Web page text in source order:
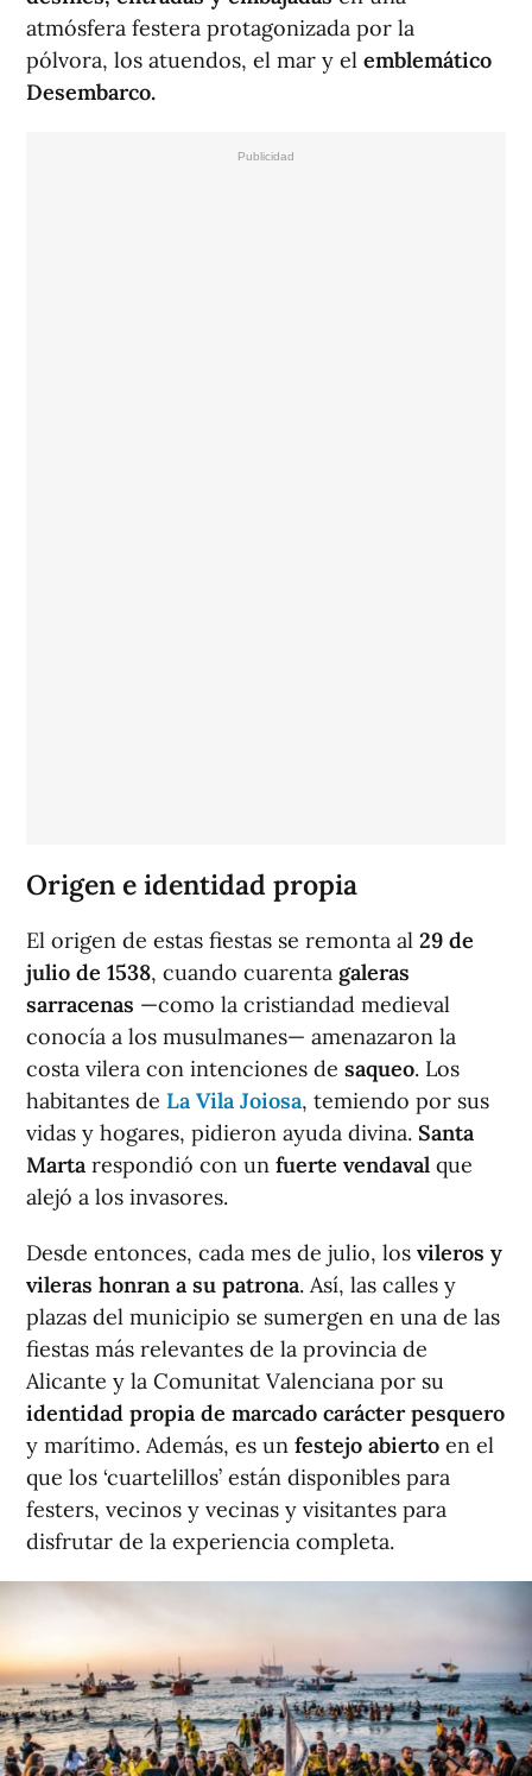
atmósfera festera protagonizada por la
pólvora, los atuendos, el mar y el emblemático
Desembarco.
Origen e identidad propia
El origen de estas fiestas se remonta al 29 de
julio de 1538, cuando cuarenta galeras
sarracenas —como la cristiandad medieval
conocía a los musulmanes— amenazaron la
costa vilera con intenciones de saqueo. Los
habitantes de La Vila Joiosa, temiendo por sus
vidas y hogares, pidieron ayuda divina. Santa
Marta respondió con un fuerte vendaval que
alejó a los invasores.
Desde entonces, cada mes de julio, los vileros y
vileras honran a su patrona. Así, las calles y
plazas del municipio se sumergen en una de las
fiestas más relevantes de la provincia de
Alicante y la Comunitat Valenciana por su
identidad propia de marcado carácter pesquero
y marítimo. Además, es un festejo abierto en el
que los ‘cuartelillos’ están disponibles para
festers, vecinos y vecinas y visitantes para
disfrutar de la experiencia completa.